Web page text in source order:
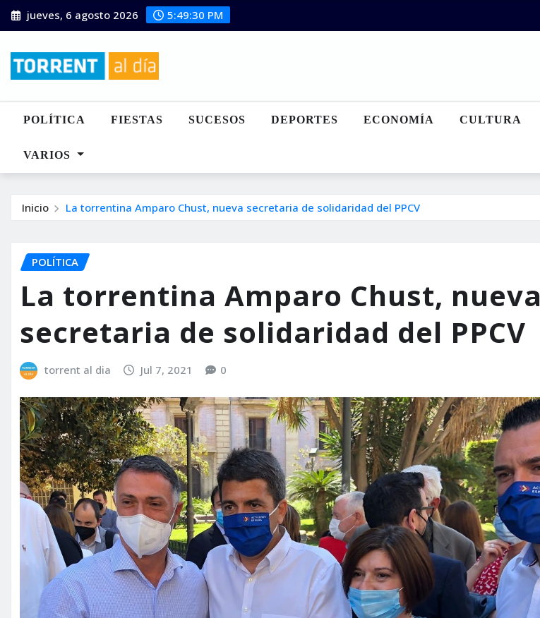
Saltar
al
jueves, 6 agosto 2026 5:49:31 PM
POLÍTICA FIESTAS SUCESOS DEPORTES ECONOMÍA CULTURA
VARIOS
Inicio La torrentina Amparo Chust, nueva secretaria de solidaridad del PPCV
POLÍTICA
La torrentina Amparo Chust, nueva
secretaria de solidaridad del PPCV
torrent al dia Jul 7, 2021 0